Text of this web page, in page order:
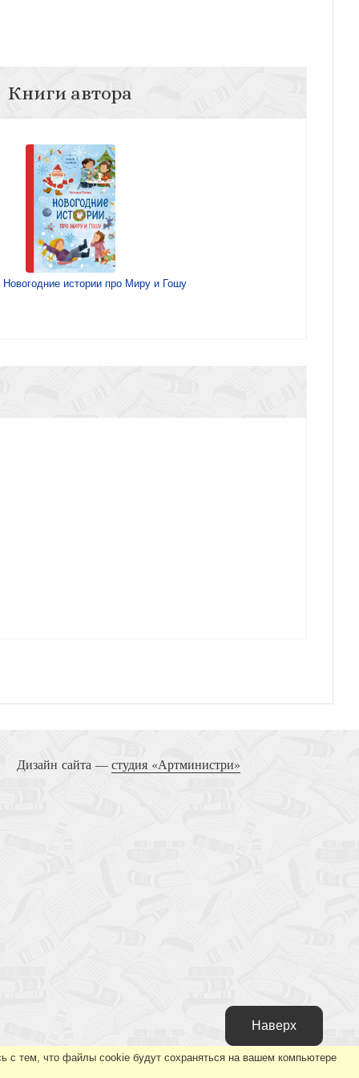
Книги автора
истории про Миру и Гошу
Дизайн сайта —студия «Артминистри»
с тем, что файлы cookie будут сохраняться на вашем компьютере
Наверх